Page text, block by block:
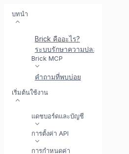
บทนำ
Brick คืออะไร?
ระบบรักษาความปลอดภัยที่ Brick
Brick MCP
คำถามที่พบบ่อย
เริ่มต้นใช้งาน
แดชบอร์ดและบัญชี
การตั้งค่า API
การกำหนดค่า